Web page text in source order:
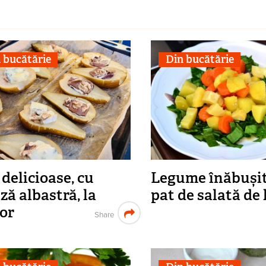
bucătărie
cu
albastră, la
Share
Din bucătărie
Legume
pat de salată de